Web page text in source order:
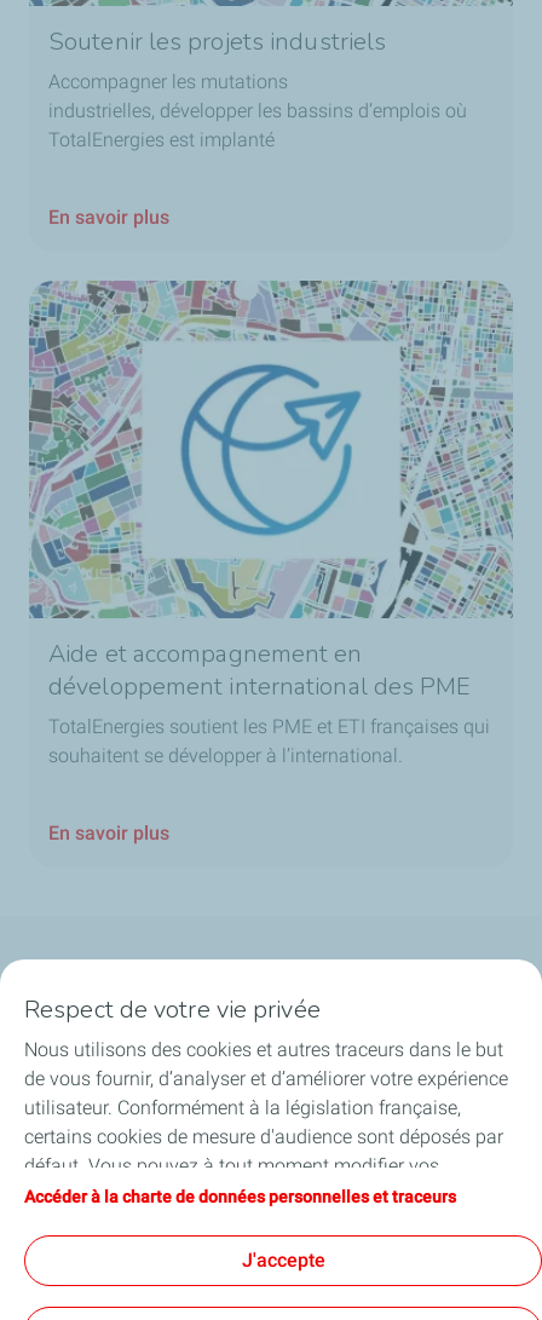
Soutenir les projets industriels
Accompagner les mutations
industrielles, développer les bassins d’emplois où
TotalEnergies est implanté
En savoir plus
Aide et accompagnement en
développement international des PME
TotalEnergies soutient les PME et ETI françaises qui
souhaitent se développer à l’international.
En savoir plus
Notre ancrage territorial
Financer les entreprises
Soutenir les projets industriels
Accompagner à l'international
Respect de votre vie privée
Nous utilisons des cookies et autres traceurs dans le but
de vous fournir, d’analyser et d’améliorer votre expérience
utilisateur. Conformément à la législation française,
certains cookies de mesure d'audience sont déposés par
défaut. Vous pouvez à tout moment modifier vos
paramètres de cookies en cliquant sur le bouton « Gérer
vous acceptez le dépôt de l’ensemble des cookies. Dans le
cas où vous cliquez sur « Je refuse », seuls les cookies
techniques nécessaires au bon fonctionnement du site
Accéder à la charte de données personnelles et traceurs
J'accepte